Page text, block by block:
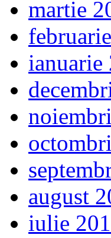
martie
ianuarie
august
iulie